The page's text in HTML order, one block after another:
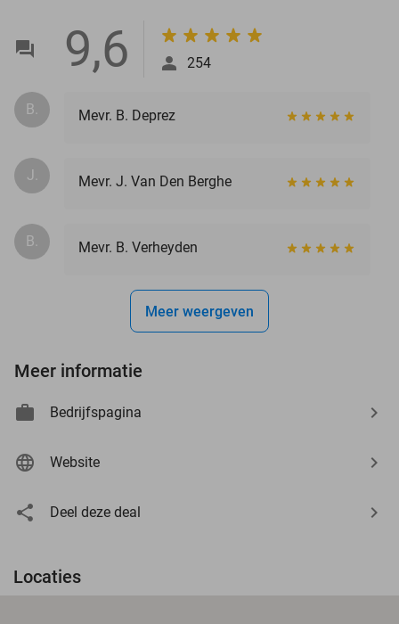
9,6 254
B. Mevr. B. Deprez
J. Mevr. J. Van Den Berghe
B. Mevr. B. Verheyden
Meer weergeven
Meer informatie
Bedrijfspagina
Website
Deel deze deal
Locaties